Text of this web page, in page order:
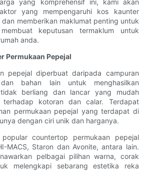
yang komprehensif ini, kami akan
yang mempengaruhi kos kaunter
memberikan maklumat penting untuk
keputusan termaklum untuk
anda.
Permukaan Pepejal
pepejal diperbuat daripada campuran
bahan lain untuk menghasilkan
berliang dan lancar yang mudah
kotoran dan calar. Terdapat
permukaan pepejal yang terdapat di
dengan ciri unik dan harganya.
countertop permukaan pepejal
MACS, Staron dan Avonite, antara lain.
pelbagai pilihan warna, corak
melengkapi sebarang estetika reka